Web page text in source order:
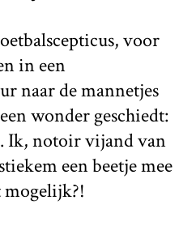
voor
in een
naar de mannetjes
wonder geschiedt:
Ik, notoir vijand van
een beetje mee